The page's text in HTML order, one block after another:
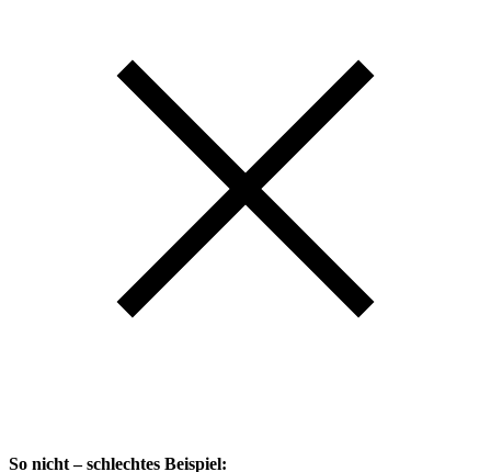
So nicht – schlechtes Beispiel: